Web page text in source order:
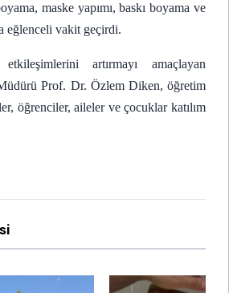
maske yapımı, baskı boyama ve
eğlenceli vakit geçirdi.
artırmayı amaçlayan
Prof. Dr. Özlem Diken, öğretim
öğrenciler, aileler ve çocuklar katılım